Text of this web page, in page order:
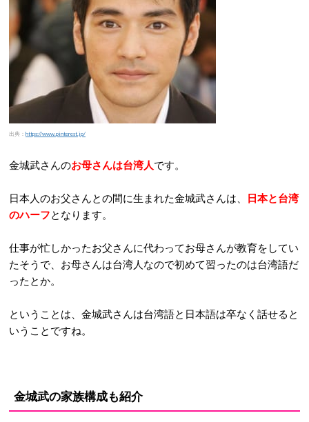
出典： https://www.pinterest.jp/
金城武さんのお母さんは台湾人です。
日本人のお父さんとの間に生まれた金城武さんは、
日本と台湾
のハーフとなります。
仕事が忙しかったお父さんに代わってお母さんが教育をしてい
たそうで、お母さんは台湾人なので初めて習ったのは台湾語だ
ったとか。
ということは、金城武さんは台湾語と日本語は卒なく話せると
いうことですね。
金城武の家族構成も紹介